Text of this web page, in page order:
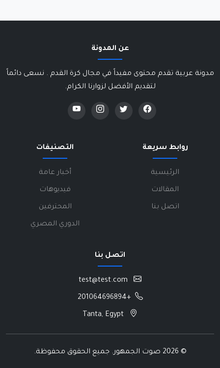
عن المدونة
مدونة عربية تقدم محتوى مفيداً في مجال كرة القدم . نسعى دائماً
لتقديم الأفضل لزوارنا الكرام.
روابط سريعة
الرئيسية
المقالات
اتصل بنا
التصنيفات
أخبار عامة
فيديوهات
المحترفين
الدوري المصري
اتصل بنا
+201064696894
© 2026 صوت الجمهور. جميع الحقوق محفوظة.